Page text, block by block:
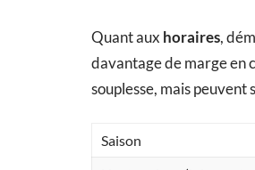
Quant aux horaires,
davantage de marge en
souplesse, mais
Saison